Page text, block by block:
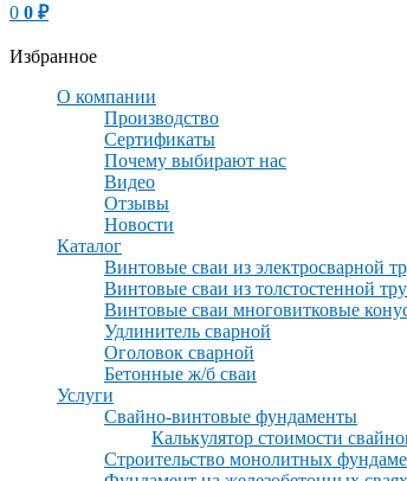
0 0 ₽
Избранное
О компании
Производство
Сертификаты
Почему выбирают нас
Видео
Отзывы
Новости
Каталог
Винтовые сваи из электросварной
Винтовые сваи из толстостенной
Винтовые сваи многовитковые
Удлинитель сварной
Оголовок сварной
Бетонные ж/б сваи
Услуги
Свайно-винтовые фундаменты
Калькулятор стоимости
Строительство монолитных